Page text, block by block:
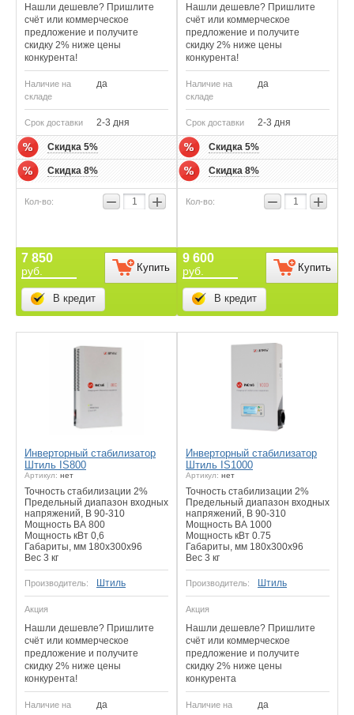
Нашли дешевле? Пришлите
счёт или коммерческое
предложение и получите
скидку 2% ниже цены
конкурента!
Наличие на
складе
да
Срок доставки 2-3 дня
Скидка 5%
Скидка 8%
− +
7 850
руб. Купить
В кредит
Нашли дешевле? Пришлите
счёт или коммерческое
предложение и получите
скидку 2% ниже цены
конкурента!
Наличие на
складе
да
Срок доставки 2-3 дня
Скидка 5%
Скидка 8%
− +
9 600
руб. Купить
В кредит
Инверторный стабилизатор
Штиль IS800
Артикул: нет
Точность стабилизации 2%
Предельный диапазон входных
напряжений, В 90-310
Мощность ВА 800
Мощность кВт 0,6
Габариты, мм 180х300х96
Вес 3 кг
Производитель: Штиль
Акция
Нашли дешевле? Пришлите
счёт или коммерческое
предложение и получите
скидку 2% ниже цены
конкурента!
Наличие на
да
Инверторный стабилизатор
Штиль IS1000
Артикул: нет
Точность стабилизации 2%
Предельный диапазон входных
напряжений, В 90-310
Мощность ВА 1000
Мощность кВт 0.75
Габариты, мм 180х300х96
Вес 3 кг
Производитель: Штиль
Акция
Нашли дешевле? Пришлите
счёт или коммерческое
предложение и получите
скидку 2% ниже цены
конкурента
Наличие на
да